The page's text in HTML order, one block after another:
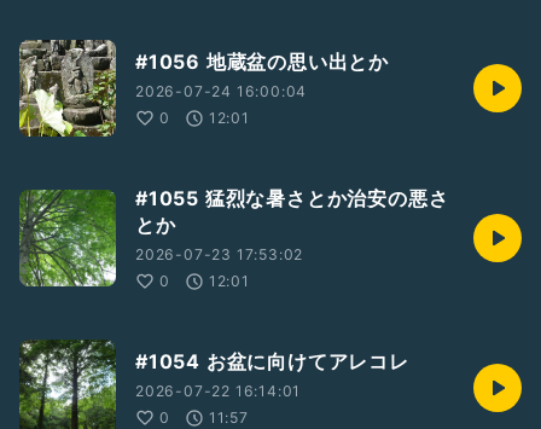
#1056 地蔵盆の思い出とか
2026-07-24 16:00:04
0
12:01
#1055 猛烈な暑さとか治安の悪さ
とか
2026-07-23 17:53:02
0
12:01
#1054 お盆に向けてアレコレ
2026-07-22 16:14:01
0
11:57